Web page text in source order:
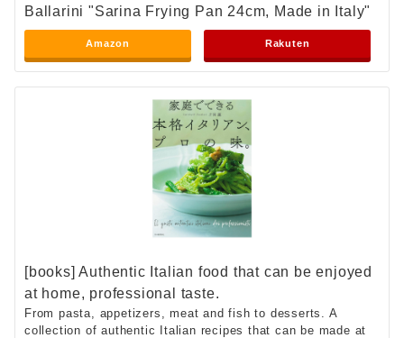
Ballarini "Sarina Frying Pan 24cm, Made in Italy"
Amazon Rakuten
[books] Authentic Italian food that can be enjoyed
at home, professional taste.
From pasta, appetizers, meat and fish to desserts. A
collection of authentic Italian recipes that can be made at